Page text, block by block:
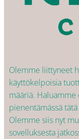
Olemme liittyneet
käyttökelpoisia
määriä.
pienentämässä
Olemme siis nyt
sovelluksesta